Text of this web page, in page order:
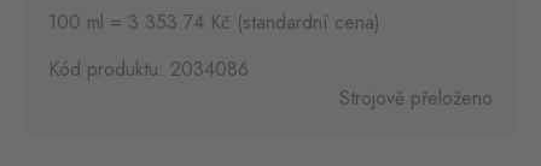
100 ml = 3 353.74 Kč (standardní cena)
Kód produktu: 2034086
Strojově přeloženo